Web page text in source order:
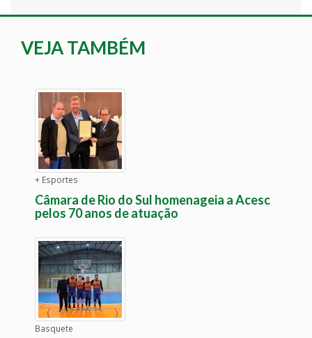
VEJA TAMBÉM
+ Esportes
Câmara de Rio do Sul homenageia a Acesc
pelos 70 anos de atuação
Basquete